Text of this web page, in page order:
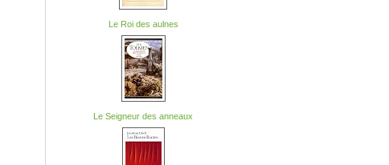
Le Roi des aulnes
Le Seigneur des anneaux